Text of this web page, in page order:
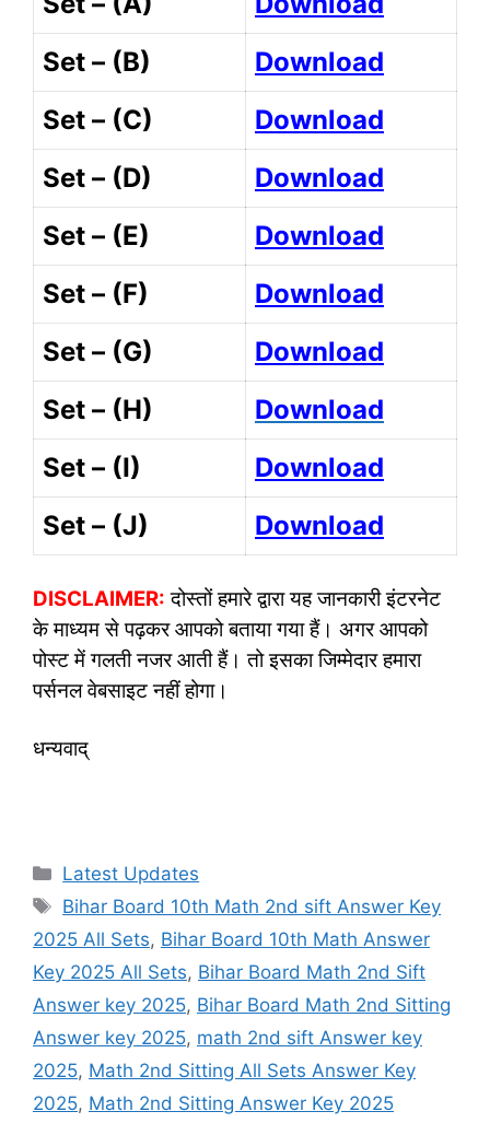
Set – (B)
Download
Set – (C)
Download
Set – (D)
Download
Set – (E)
Download
Set – (F)
Download
Set – (G)
Download
Set – (H)
Download
Set – (I)
Download
Set – (J)
Download
DISCLAIMER: दोस्तों हमारे द्वारा यह जानकारी इंटरनेट
के माध्यम से पढ़कर आपको बताया गया हैं। अगर आपको
पोस्ट में गलती नजर आती हैं। तो इसका जिम्मेदार हमारा
पर्सनल वेबसाइट नहीं होगा।
धन्यवाद्
Categories
Latest Updates
Tags
Bihar Board 10th Math 2nd sift Answer Key
2025 All Sets, Bihar Board 10th Math Answer
Key 2025 All Sets, Bihar Board Math 2nd Sift
Answer key 2025, Bihar Board Math 2nd Sitting
Answer key 2025, math 2nd sift Answer key
2025, Math 2nd Sitting All Sets Answer Key
2025, Math 2nd Sitting Answer Key 2025